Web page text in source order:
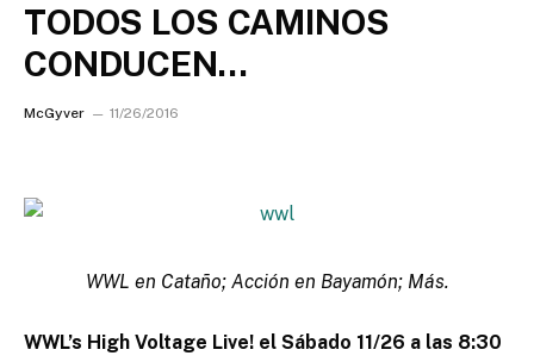
TODOS LOS CAMINOS
CONDUCEN…
McGyver 11/26/2016
WWL en Cataño; Acción en Bayamón; Más.
WWL’s High Voltage Live! el Sábado 11/26 a las 8:30